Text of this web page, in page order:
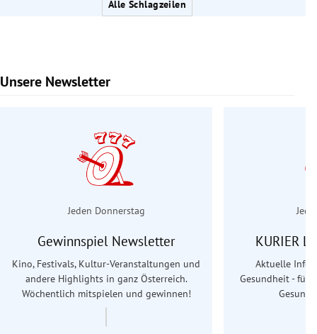
Alle Schlagzeilen
Unsere Newsletter
Slide 1 von 6
Jeden Donnerstag
Gewinnspiel Newsletter
Kino, Festivals, Kultur-Veranstaltungen und
andere Highlights in ganz Österreich.
Wöchentlich mitspielen und gewinnen!
KURIER
Aktuelle
Gesundheit - für